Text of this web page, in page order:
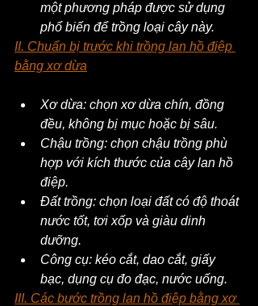
một phương pháp được sử dụng
phổ biến để trồng loại cây này.
II. Chuẩn bị trước khi trồng lan hồ điệp
bằng xơ dừa
Xơ dừa: chọn xơ dừa chín, đồng
đều, không bị mục hoặc bị sâu.
Chậu trồng: chọn chậu trồng phù
hợp với kích thước của cây lan hồ
điệp.
Đất trồng: chọn loại đất có độ thoát
nước tốt, tơi xốp và giàu dinh
dưỡng.
Công cụ: kéo cắt, dao cắt, giấy
bạc, dụng cụ đo đạc, nước uống.
III. Các bước trồng lan hồ điệp bằng xơ